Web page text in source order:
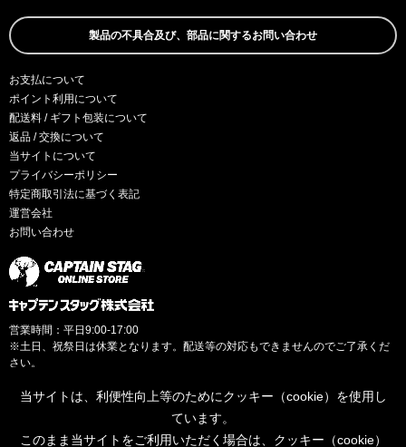
製品の不具合及び、部品に関するお問い合わせ
お支払について
ポイント利用について
配送料 / ギフト包装について
返品 / 交換について
当サイトについて
プライバシーポリシー
特定商取引法に基づく表記
運営会社
お問い合わせ
営業時間：平日9:00-17:00
※土日、祝祭日は休業となります。配送等の対応もできませんのでご了承くだ
さい。
当サイトは、利便性向上等のためにクッキー（cookie）を使用し
ています。
このまま当サイトをご利用いただく場合は、クッキー（cookie）